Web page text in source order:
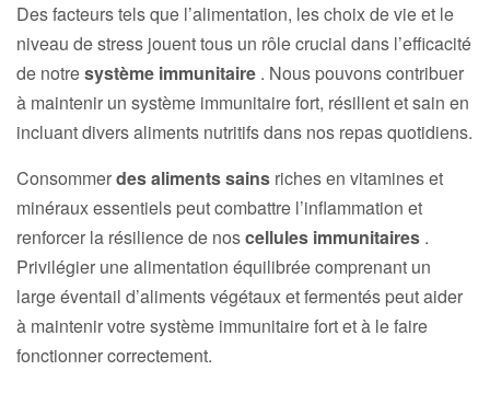
Des facteurs tels que l’alimentation, les choix de vie et le
niveau de stress jouent tous un rôle crucial dans l’efficacité
de notresystème immunitaire . Nous pouvons contribuer
à maintenir un système immunitaire fort, résilient et sain en
incluant divers aliments nutritifs dans nos repas quotidiens.
Consommerdes aliments sains riches en vitamines et
minéraux essentiels peut combattre l’inflammation et
renforcer la résilience de noscellules immunitaires .
Privilégier une alimentation équilibrée comprenant un
large éventail d’aliments végétaux et fermentés peut aider
à maintenir votre système immunitaire fort et à le faire
fonctionner correctement.